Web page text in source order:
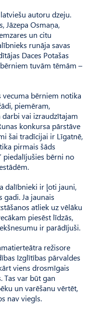
autoru dzeju.
Jāzepa Osmaņa,
un citu
runāja savas
Daces Potašas
tuvām tēmām –
vecuma bērniem notika
piemēram,
vai izraudzītajam
konkursa pārstāve
šai tradīcijai ir Līgatnē,
pirmais šāds
piedalījušies bērni no
dalībnieki ir ļoti jauni,
Ja jaunais
atliek uz vēlāku
piesēst līdzās,
ir parādījuši.
režisore
Izglītības pārvaldes
viens drosmīgais
Tas var būt gan
un varēšanu vērtēt,
nav viegls.